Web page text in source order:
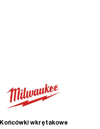
Końcówki wkrętakowe